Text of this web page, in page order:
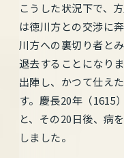
こうした状況下で、
は徳川方との交渉に
川方への裏切り者と
退去することになり
出陣し、かつて仕え
す。慶長20年（1615
と、その20日後、病
しました。